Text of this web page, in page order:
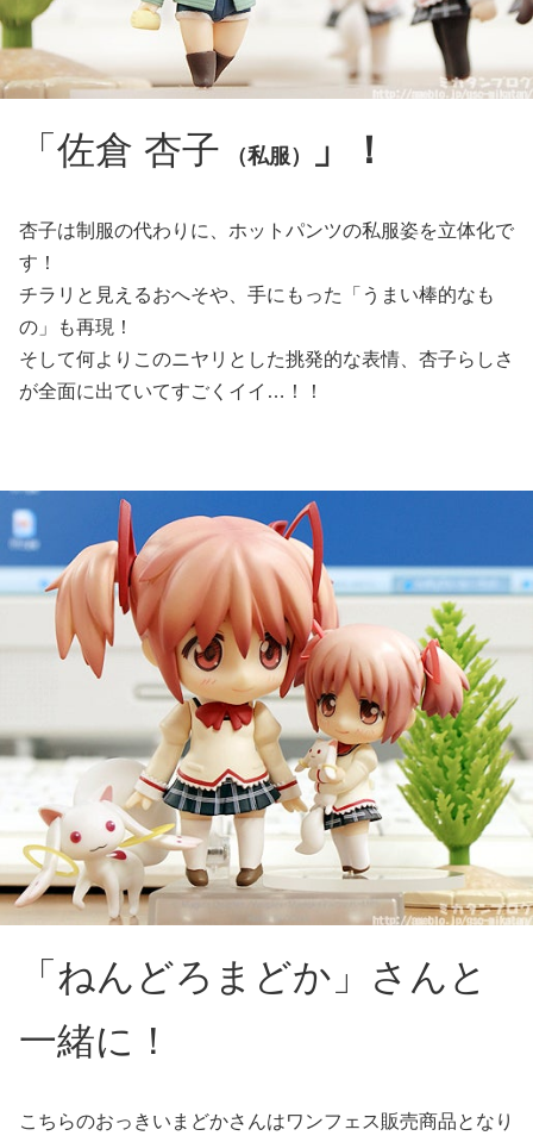
「佐倉 杏子 （私服） 」！
杏子は制服の代わりに、ホットパンツの私服姿を立体化で
す！
チラリと見えるおへそや、手にもった「うまい棒的なも
の」も再現！
そして何よりこのニヤリとした挑発的な表情、杏子らしさ
が全面に出ていてすごくイイ…！！
「ねんどろまどか」さんと
一緒に！
こちらのおっきいまどかさんはワンフェス販売商品となり